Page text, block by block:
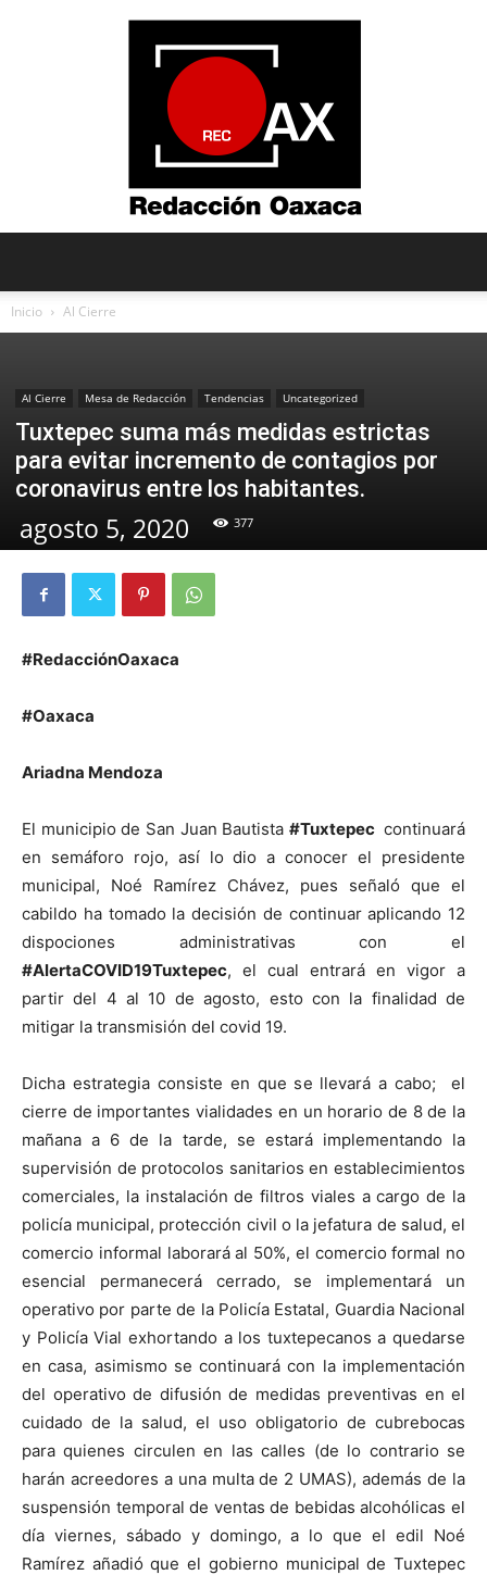
Inicio Al Cierre
Al Cierre Mesa de Redacción Tendencias Uncategorized
Tuxtepec suma más medidas estrictas
para evitar incremento de contagios por
coronavirus entre los habitantes.
agosto 5, 2020 377
#RedacciónOaxaca
#Oaxaca
Ariadna Mendoza
El municipio de San Juan Bautista #Tuxtepec continuará
en semáforo rojo, así lo dio a conocer el presidente
municipal, Noé Ramírez Chávez, pues señaló que el
cabildo ha tomado la decisión de continuar aplicando 12
dispociones administrativas con el
#AlertaCOVID19Tuxtepec, el cual entrará en vigor a
partir del 4 al 10 de agosto, esto con la finalidad de
mitigar la transmisión del covid 19.
Dicha estrategia consiste en que se llevará a cabo; el
cierre de importantes vialidades en un horario de 8 de la
mañana a 6 de la tarde, se estará implementando la
supervisión de protocolos sanitarios en establecimientos
comerciales, la instalación de filtros viales a cargo de la
policía municipal, protección civil o la jefatura de salud, el
comercio informal laborará al 50%, el comercio formal no
esencial permanecerá cerrado, se implementará un
operativo por parte de la Policía Estatal, Guardia Nacional
y Policía Vial exhortando a los tuxtepecanos a quedarse
en casa, asimismo se continuará con la implementación
del operativo de difusión de medidas preventivas en el
cuidado de la salud, el uso obligatorio de cubrebocas
para quienes circulen en las calles (de lo contrario se
harán acreedores a una multa de 2 UMAS), además de la
suspensión temporal de ventas de bebidas alcohólicas el
día viernes, sábado y domingo, a lo que el edil Noé
Ramírez añadió que el gobierno municipal de Tuxtepec